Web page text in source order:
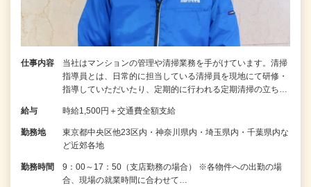
仕事内容
当社はマンションの管理や清掃業務を手がけています。清掃
指導員とは、日常的に担当している清掃員を現地にて研修・
指導していただいたり、定期的に行われる定期清掃の立ち…
給与 時給1,500円＋交通費全額支給
勤務地
東京都中央区他23区内・神奈川県内・埼玉県内・千葉県内な
ど近郊各地
勤務時間
9：00～17：50（支店勤務の場合） ※各物件への出勤の場
合、現場の就業時間に合わせて…